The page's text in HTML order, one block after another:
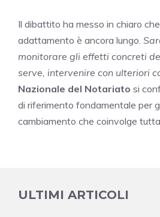
Il dibattito ha messo in chiaro
adattamento è ancora lungo.
monitorare gli effetti concreti
serve, intervenire con ulteriori
Nazionale del Notariato si
di riferimento fondamentale per
cambiamento che coinvolge
ULTIMI ARTICOLI